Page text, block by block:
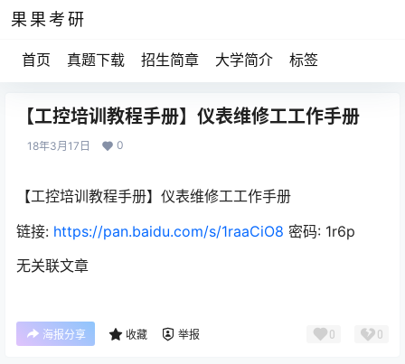
果果考研
首页 真题下载 招生简章 大学简介 标签
【工控培训教程手册】仪表维修工工作手册
18年3月17日 0
【工控培训教程手册】仪表维修工工作手册
链接: https://pan.baidu.com/s/1raaCiO8 密码: 1r6p
无关联文章
海报分享 收藏 举报 0 0